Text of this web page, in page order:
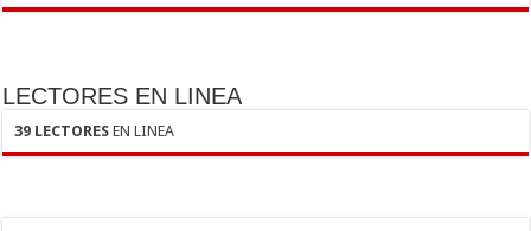
LECTORES EN LINEA
39 LECTORES EN LINEA